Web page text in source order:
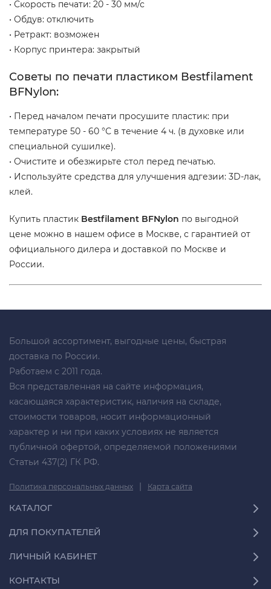
• Скорость печати: 20 - 30 мм/с
• Обдув: отключить
• Ретракт: возможен
• Корпус принтера: закрытый
Советы по печати пластиком Bestfilament
BFNylon:
• Перед началом печати просушите пластик: при
температуре 50 - 60 °С в течение 4 ч. (в духовке или
специальной сушилке).
• Очистите и обезжирьте стол перед печатью.
• Используйте средства для улучшения адгезии: 3D-лак,
клей.
Купить пластик Bestfilament BFNylon по выгодной
цене можно в нашем офисе в Москве, с гарантией от
официального дилера и доставкой по Москве и
России.
Большой ассортимент, выгодные цены, быстрая
доставка по России.
Работаем с 2011 года.
Вся представленная на сайте информация,
касающаяся характеристик, наличия на складе,
стоимости товаров, носит информационный
характер и ни при каких условиях не является
публичной офертой, определяемой положениями
Статьи 437(2) ГК РФ.
Политика персональных данных | Карта сайта
КАТАЛОГ
ДЛЯ ПОКУПАТЕЛЕЙ
ЛИЧНЫЙ КАБИНЕТ
КОНТАКТЫ